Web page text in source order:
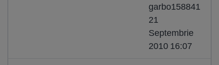
garbo158841
21
Septembrie
2010 16:07